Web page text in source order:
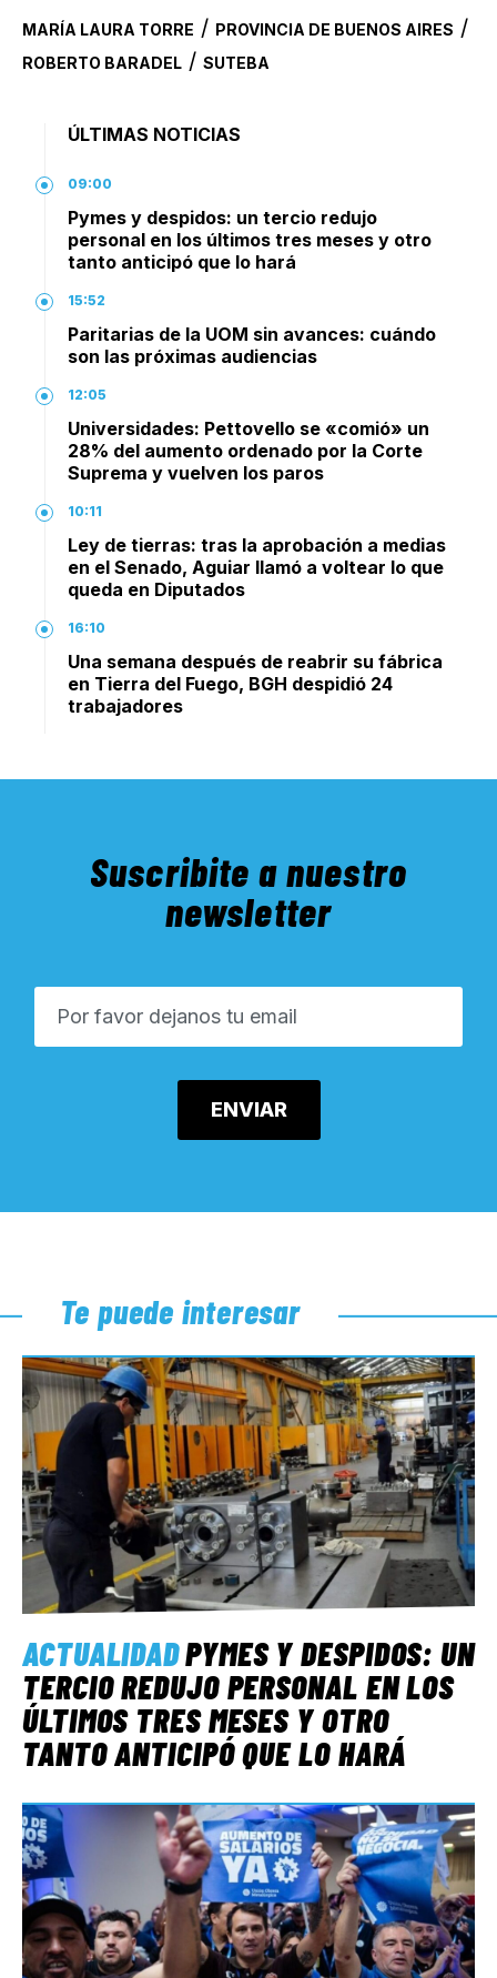
MARÍA LAURA TORRE / PROVINCIA DE BUENOS AIRES /
ROBERTO BARADEL / SUTEBA
ÚLTIMAS NOTICIAS
09:00
Pymes y despidos: un tercio redujo
personal en los últimos tres meses y otro
tanto anticipó que lo hará
15:52
Paritarias de la UOM sin avances: cuándo
son las próximas audiencias
12:05
Universidades: Pettovello se «comió» un
28% del aumento ordenado por la Corte
Suprema y vuelven los paros
10:11
Ley de tierras: tras la aprobación a medias
en el Senado, Aguiar llamó a voltear lo que
queda en Diputados
16:10
Una semana después de reabrir su fábrica
en Tierra del Fuego, BGH despidió 24
trabajadores
Suscribite a nuestro
newsletter
Te puede interesar
ACTUALIDADPYMES Y DESPIDOS: UN
TERCIO REDUJO PERSONAL EN LOS
ÚLTIMOS TRES MESES Y OTRO
TANTO ANTICIPÓ QUE LO HARÁ